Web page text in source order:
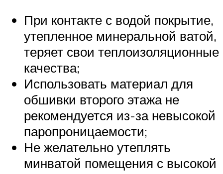
При контакте с водой покрытие,
утепленное минеральной ватой,
теряет свои теплоизоляционные
качества;
Использовать материал для
обшивки второго этажа не
рекомендуется из-за невысокой
паропроницаемости;
Не желательно утеплять
минватой помещения с высокой